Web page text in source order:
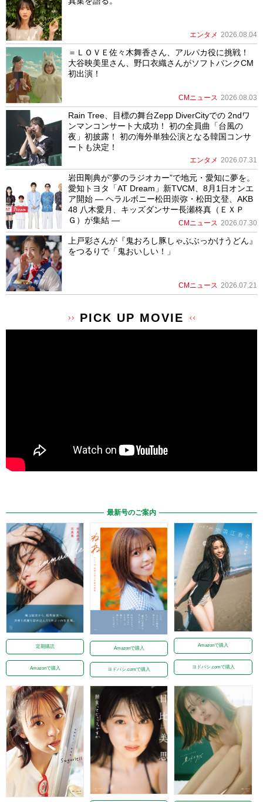
エンタメ 2026.08.04
＝ＬＯＶＥ佐々木舞香さん、アルパカ役に挑戦！
大谷映美里さん、野口衣織さんがソフトバンクCM
初出演！
CMニュース 2026.08.03
Rain Tree、目標の舞台Zepp DiverCityでの 2ndワ
ンマンコンサート大成功！ 初の全員曲「台風の
夜」初披露！ 初の海外単独公演となる韓国コンサ
ートも決定！
エンタメ 2026.07.31
岩田剛典が”夢のラジオカー”で地元・愛知に夢を。
愛知トヨタ「AT Dream」新TVCM、8月1日オンエ
ア開始 ― ヘラルボニー松田崇弥・松田文登、AKB
48 八木愛月、キッズダンサー長瀬柊真（ＥＸＰ
Ｇ）が集結 ―
CMニュース 2026.07.30
上戸彩さんが『鬼おろし豚しゃぶぶっかけうどん』
をつるりで「鬼おいしい！」
CMニュース 2026.07.21
PICK UP MOVIE
最新号のご案内
定期購読
Amazonで購入
Amazonで購入
ヨドバシ.comで購入
Amazonで購入
ヨドバシ.comで購入